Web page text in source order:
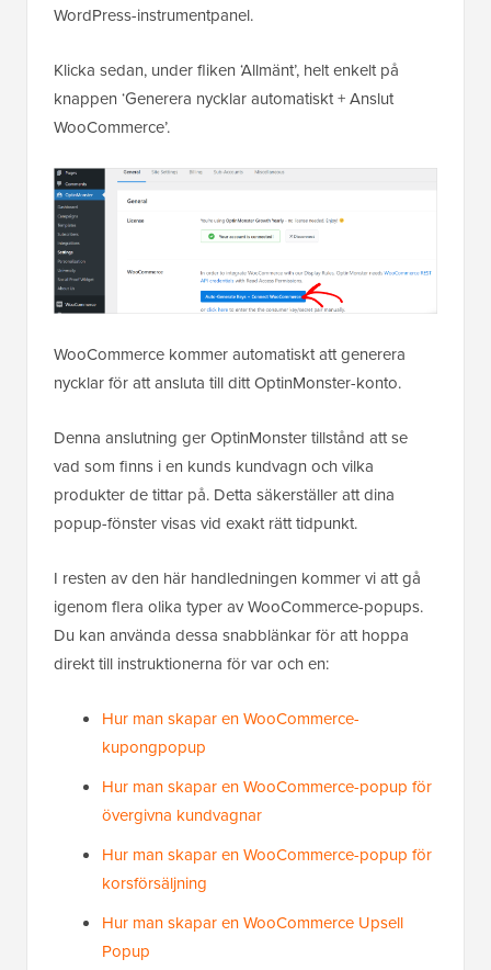
WordPress-instrumentpanel.
Klicka sedan, under fliken ‘Allmänt’, helt enkelt på
knappen ‘Generera nycklar automatiskt + Anslut
WooCommerce’.
WooCommerce kommer automatiskt att generera
nycklar för att ansluta till ditt OptinMonster-konto.
Denna anslutning ger OptinMonster tillstånd att se
vad som finns i en kunds kundvagn och vilka
produkter de tittar på. Detta säkerställer att dina
popup-fönster visas vid exakt rätt tidpunkt.
I resten av den här handledningen kommer vi att gå
igenom flera olika typer av WooCommerce-popups.
Du kan använda dessa snabblänkar för att hoppa
direkt till instruktionerna för var och en:
Hur man skapar en WooCommerce-
kupongpopup
Hur man skapar en WooCommerce-popup för
övergivna kundvagnar
Hur man skapar en WooCommerce-popup för
korsförsäljning
Hur man skapar en WooCommerce Upsell
Popup